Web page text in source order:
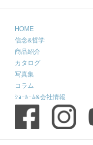
HOME
信念&哲学
商品紹介
カタログ
写真集
コラム
ｼｮｰﾙｰﾑ&会社情報